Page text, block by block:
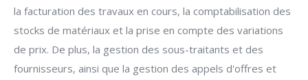
la facturation des travaux en cours, la comptabilisation des
stocks de matériaux et la prise en compte des variations
de prix. De plus, la gestion des sous-traitants et des
fournisseurs, ainsi que la gestion des appels d'offres et